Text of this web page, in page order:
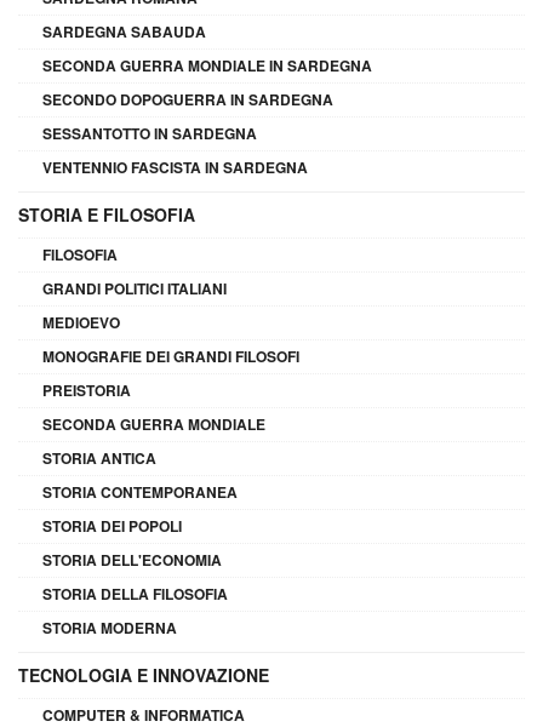
SARDEGNA SABAUDA
SECONDA GUERRA MONDIALE IN SARDEGNA
SECONDO DOPOGUERRA IN SARDEGNA
SESSANTOTTO IN SARDEGNA
VENTENNIO FASCISTA IN SARDEGNA
STORIA E FILOSOFIA
FILOSOFIA
GRANDI POLITICI ITALIANI
MEDIOEVO
MONOGRAFIE DEI GRANDI FILOSOFI
PREISTORIA
SECONDA GUERRA MONDIALE
STORIA ANTICA
STORIA CONTEMPORANEA
STORIA DEI POPOLI
STORIA DELL'ECONOMIA
STORIA DELLA FILOSOFIA
STORIA MODERNA
TECNOLOGIA E INNOVAZIONE
COMPUTER & INFORMATICA